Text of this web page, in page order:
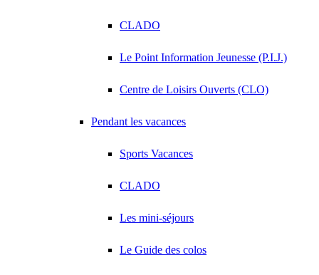
CLADO
Le Point Information Jeunesse (P.I.J.)
Centre de Loisirs Ouverts (CLO)
Pendant les vacances
Sports Vacances
CLADO
Les mini-séjours
Le Guide des colos